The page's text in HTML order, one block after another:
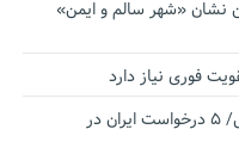
«شهر سالم و ایمن»
فوری نیاز دارد
اقتدار ناوگروه ۱۰۳ در مأموریت‌ اقیانوسی/ ۵ درخواست ایران در